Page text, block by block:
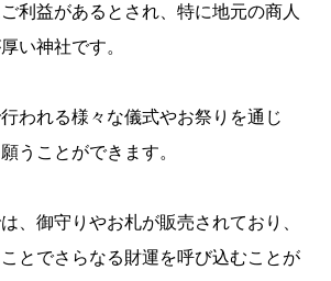
利益があるとされ、特に地元の商人
い神社です。
われる様々な儀式やお祭りを通じ
うことができます。
、御守りやお札が販売されており、
とでさらなる財運を呼び込むことが